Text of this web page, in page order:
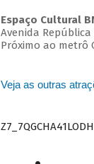
Espaço Cultural
Avenida República
Próximo ao metrô
Veja as outras